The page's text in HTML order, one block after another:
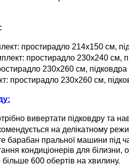
простирадло 214x150 см,
простирадло 230x240 см,
230x260 см,
простирадло 230x260 см,
вивертати підковдру та
на делікатному
барабан пральної машини під
кондиціонерів для
більше 600 обертів на хвилину.